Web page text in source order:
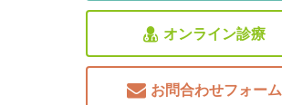
オンライン診療
お問合わせフォーム